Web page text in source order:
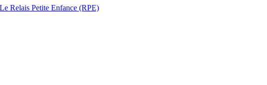
Relais Petite Enfance (RPE)